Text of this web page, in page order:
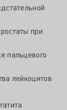
при
пальцевого
лейкоцитов